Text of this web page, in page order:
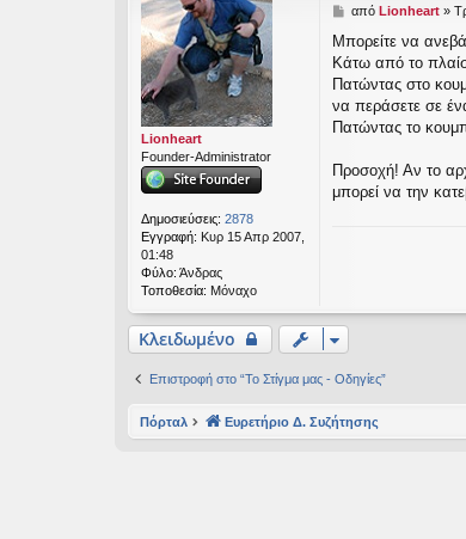
Lionheart
Founder-Administrator
Δημοσιεύσεις: 2878
Εγγραφή: Κυρ 15 Απρ 2007,
01:48
Φύλο: Άνδρας
Τοποθεσία: Μόναχο
Δ
μ
ο
σ
υ
η
από Lionheart»
Μπορείτε να
Κάτω από το
Πατώντας στο
να περάσετε σε
Πατώντας το
Προσοχή! Αν το
μπορεί να την
Κλειδωμένο
Επιστροφή στο “Το Στίγμα μας - Οδηγίες”
Πόρταλ Ευρετήριο Δ. Συζήτησης